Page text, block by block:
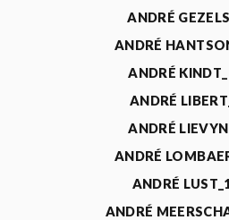
ANDRÉ
ANDRÉ
ANDRÉ
ANDRÉ
ANDRÉ
ANDRÉ
ANDRÉ
ANDRÉ